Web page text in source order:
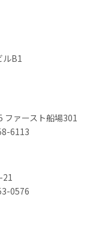
ルB1
ァースト船場301
6113
0576